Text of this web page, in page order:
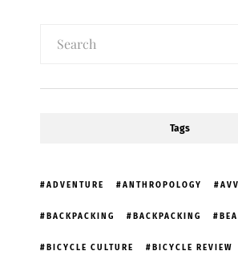
Tags
ADVENTURE ANTHROPOLOGY
BACKPACKING BACKPACKING
BICYCLE CULTURE BICYCLE REVIEW